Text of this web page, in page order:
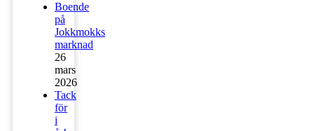
Boende
på
Jokkmokks
marknad
26
mars
2026
Tack
för
i